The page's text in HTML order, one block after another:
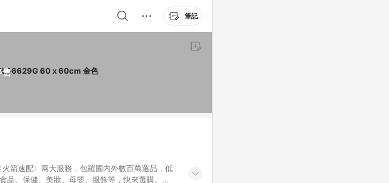
筆記
BOLUO GALLERY 菠蘿選畫所 此刻相依偎 APLS6629G 60 x 60cm 金色
箭速配〉兩大服務，包羅國內外數百萬選品，低
、保健、美妝、母嬰、服飾等，快來選購。